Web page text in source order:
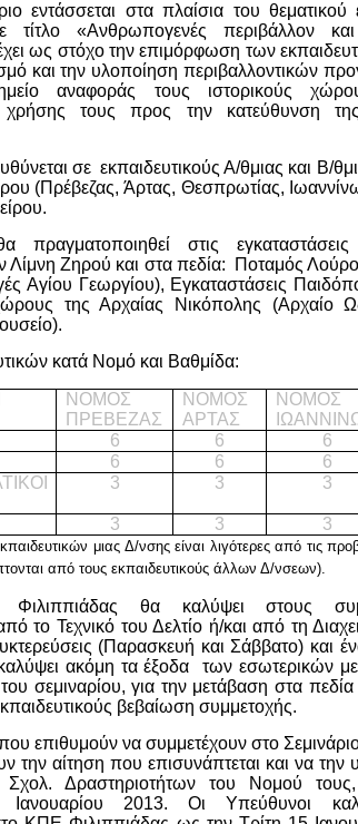
εντάσσεται στα πλαίσια του
τίτλο «Ανθρωπογενές περιβάλλον και
ως στόχο την επιμόρφωση των
και την υλοποίηση περιβαλλοντικών
αναφοράς τους ιστορικούς
χρήσης τους προς την κατεύθυνση
σε εκπαιδευτικούς Α/θμιας και Β/
(Πρέβεζας, Άρτας, Θεσπρωτίας,
πραγματοποιηθεί στις
Λίμνη Ζηρού και στα πεδία: Ποταμός
Αγίου Γεωργίου), Εγκαταστάσεις
της Αρχαίας Νικόπολης (Αρχαίο
κατά Νομό και Βαθμίδα:
ΝΟΜΟΣ
ΠΡΕΒΕΖΑΣ
ΝΟΜΟΣ
ΑΡΤΑΣ
ΝΟΜΟΣ
6 6 6
6 6 6
3 3 3
3 3 3
μιας Δ/νσης είναι λιγότερες από τις
από τους εκπαιδευτικούς άλλων Δ/νσεων).
θα καλύψει στους
το Τεχνικό του Δελτίο ή/και από τη
(Παρασκευή και Σάββατο) και
ακόμη τα έξοδα των εσωτερικών
σεμιναρίου, για την μετάβαση στα πεδία
βεβαίωση συμμετοχής.
που επιθυμούν να συμμετέχουν στο
την αίτηση που επισυνάπτεται και να την
Δραστηριοτήτων του Νομού
2013. Οι Υπεύθυνοι